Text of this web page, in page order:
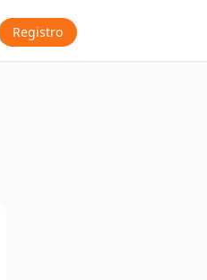
Registro